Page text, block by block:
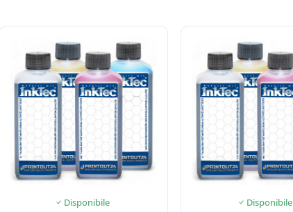
Disponibile Disponibile